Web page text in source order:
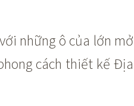
những ô của lớn mở
cách thiết kế Địa